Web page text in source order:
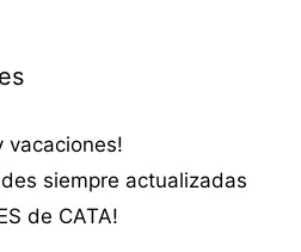
vacaciones!
siempre actualizadas
de CATA!